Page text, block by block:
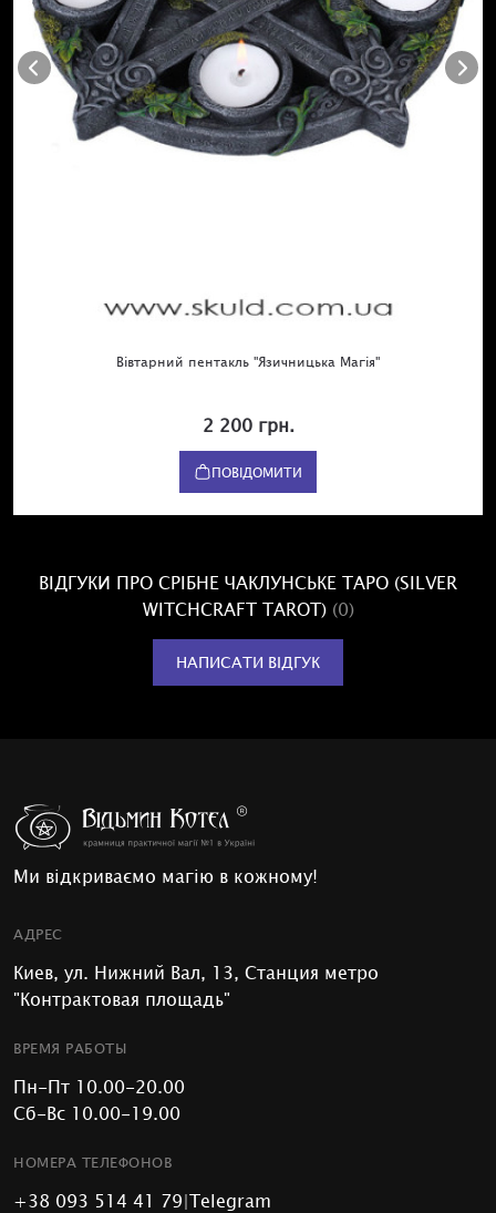
складе труднощів для тих, хто вже практикував це
мистецтво. Варто лише поглянути на карту, очистивши
свідомість, і Вам вдасться легко проникнути в її суть. Вся
справа в первозданній енергії, укладеній у Срібне
Чаклунське Таро. Ця енергія все ще у нашій крові, вона –
сама вічність. Довіртеся їй і вона легко проведе Вас у Тонкі
тут, в інтернет-магазині “Відьмін Котел” дешево, швидко
Вівтарний пентакль "Язичницька Магія"
2 200 грн.
ПОВІДОМИТИ
ВІДГУКИ ПРО СРІБНЕ ЧАКЛУНСЬКЕ ТАРО (SILVER
WITCHCRAFT TAROT) (0)
НАПИСАТИ ВІДГУК
Ми відкриваємо магію в кожному!
АДРЕС
Киев, ул. Нижний Вал, 13, Станция метро
"Контрактовая площадь"
ВРЕМЯ РАБОТЫ
Пн-Пт 10.00-20.00
Сб-Вс 10.00-19.00
НОМЕРА ТЕЛЕФОНОВ
+38 093 514 41 79|Telegram